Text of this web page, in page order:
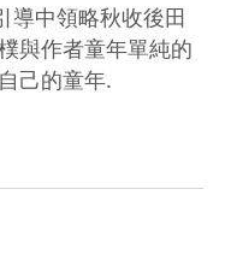
導中領略秋收後田
與作者童年單純的
己的童年.